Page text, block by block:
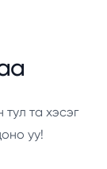
та хэсэг
уу!